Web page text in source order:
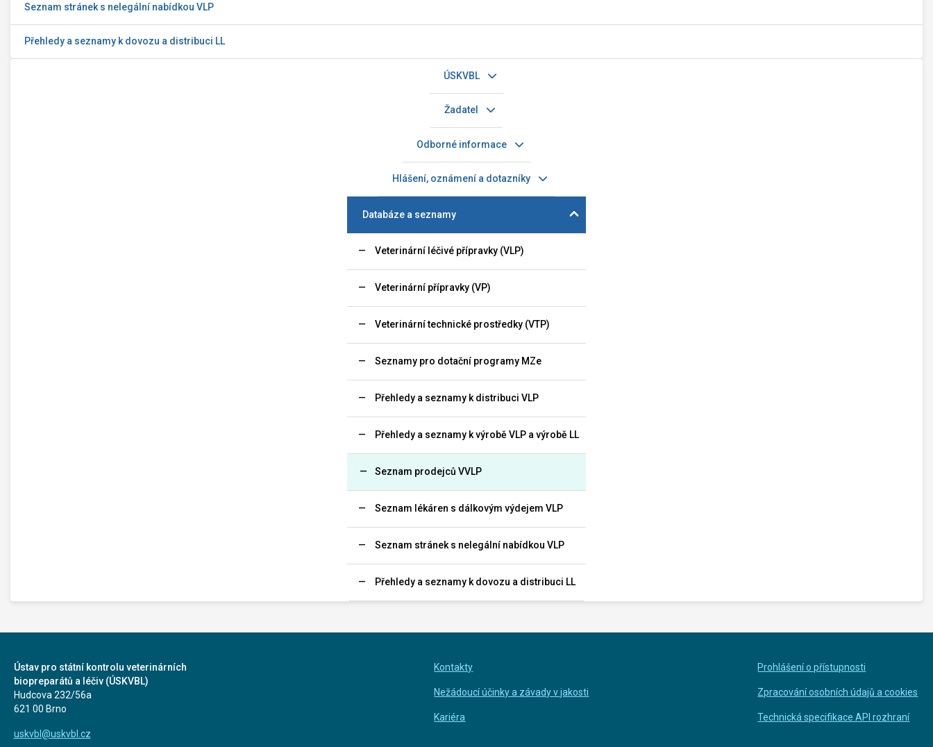
Seznam stránek s nelegální nabídkou VLP
Přehledy a seznamy k dovozu a distribuci LL
ÚSKVBL
Žadatel
Odborné informace
Hlášení, oznámení a dotazníky
Databáze a seznamy
Veterinární léčivé přípravky (VLP)
Veterinární přípravky (VP)
Veterinární technické prostředky (VTP)
Seznamy pro dotační programy MZe
Přehledy a seznamy k distribuci VLP
Přehledy a seznamy k výrobě VLP a výrobě LL
Seznam prodejců VVLP
Seznam lékáren s dálkovým výdejem VLP
Seznam stránek s nelegální nabídkou VLP
Přehledy a seznamy k dovozu a distribuci LL
Ústav pro státní kontrolu veterinárních
biopreparátů a léčiv (ÚSKVBL)
Hudcova 232/56a
621 00 Brno
uskvbl@uskvbl.cz
Kontakty
Nežádoucí účinky a závady v jakosti
Kariéra
Prohlášení o přístupnosti
Zpracování osobních údajů a cookies
Technická specifikace API rozhraní